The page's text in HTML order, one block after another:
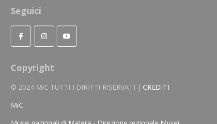
Seguici
Copyright
© 2024 MiC TUTTI I DIRITTI RISERVATI | CREDITI
MiC